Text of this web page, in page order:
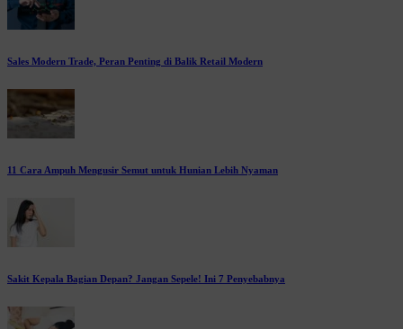
Sales Modern Trade, Peran Penting di Balik Retail Modern
11 Cara Ampuh Mengusir Semut untuk Hunian Lebih Nyaman
Sakit Kepala Bagian Depan? Jangan Sepele! Ini 7 Penyebabnya